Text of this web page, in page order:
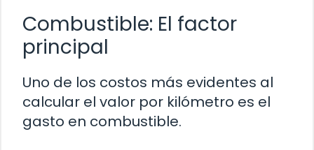
Combustible: El factor
principal
Uno de los costos más evidentes al
calcular el valor por kilómetro es el
gasto en combustible.